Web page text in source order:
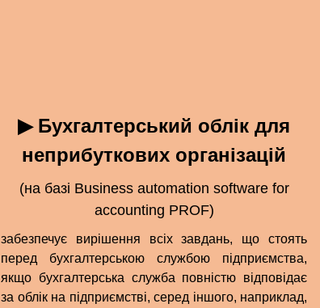
▶ Бухгалтерський облік для
неприбуткових організацій
(на базі Business automation software for
accounting PROF)
забезпечує вирішення всіх завдань, що стоять
перед бухгалтерською службою підприємства,
якщо бухгалтерська служба повністю відповідає
за облік на підприємстві, серед іншого, наприклад,